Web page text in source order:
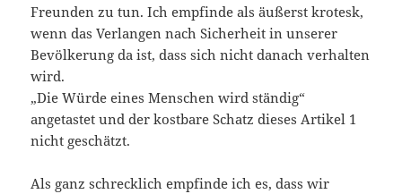
Freunden zu tun. Ich empfinde als äußerst krotesk,
wenn das Verlangen nach Sicherheit in unserer
Bevölkerung da ist, dass sich nicht danach verhalten
wird.
„Die Würde eines Menschen wird ständig“
angetastet und der kostbare Schatz dieses Artikel 1
nicht geschätzt.
Als ganz schrecklich empfinde ich es, dass wir